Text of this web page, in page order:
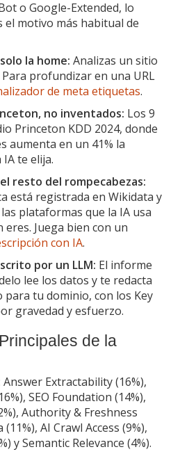
o Google-Extended, lo
el motivo más habitual de
la home: Analizas un sitio
profundizar en una URL
de meta etiquetas.
no inventados: Los 9
Princeton KDD 2024, donde
aumenta en un 41% la
te elija.
resto del rompecabezas:
está registrada en Wikidata y
plataformas que la IA usa
Juega bien con un
con IA.
por un LLM: El informe
lee los datos y te redacta
para tu dominio, con los Key
gravedad y esfuerzo.
de la
Answer Extractability (16%),
SEO Foundation (14%),
Authority & Freshness
AI Crawl Access (9%),
y Semantic Relevance (4%).